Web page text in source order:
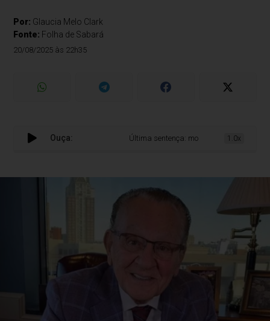
Por: Glaucia Melo Clark
Fonte: Folha de Sabará
20/08/2025 às 22h35
Ouça: Última sentença: morre Frank Caprio, o juiz
1.0x